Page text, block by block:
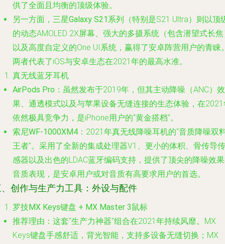
供了全面且均衡的顶级体验。
另一方面， 三星Galaxy S21系列 （特别是S21 Ultra）则以顶
的动态AMOLED 2X屏幕、强大的多摄系统（包含潜望式长
以及高度自定义的One UI系统，赢得了安卓阵营用户的青睐
两者代表了iOS与安卓生态在2021年的最高水准。
真无线蓝牙耳机
AirPods Pro ：虽然发布于2019年，但其主动降噪（ANC）效
果、通透模式以及与苹果设备无缝连接的生态体验，在
依然极具竞争力，是iPhone用户的“黄金搭档”。
索尼WF-1000XM4 ：2021年真无线降噪耳机的“音质降噪双
王者”。采用了全新的集成处理器V1、更小的体积、骨传导传
感器以及出色的LDAC蓝牙编码支持，提供了顶尖的降噪效
音质表现，是安卓用户或对音质有高要求用户的首选。
创作与生产力工具：外设与配件
罗技MX Keys键盘 + MX Master 3鼠标
推荐理由 ：这套“生产力神器”组合在2021年持续风靡。MX
Keys键盘手感舒适，背光智能，支持多设备无缝切换；MX